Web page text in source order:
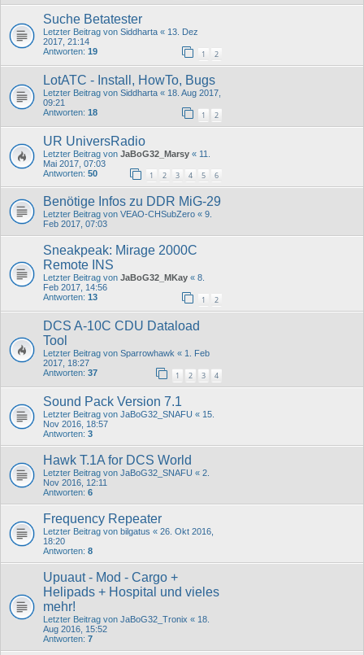
Suche Betatester
Letzter Beitrag von Siddharta « 13. Dez
2017, 21:14
Antworten: 19 1 2
LotATC - Install, HowTo, Bugs
Letzter Beitrag von Siddharta « 18. Aug 2017,
09:21
Antworten: 18 1 2
UR UniversRadio
Letzter Beitrag von JaBoG32_Marsy « 11.
Mai 2017, 07:03
Antworten: 50 1 2 3 4 5 6
Benötige Infos zu DDR MiG-29
Letzter Beitrag von VEAO-CHSubZero « 9.
Feb 2017, 07:03
Sneakpeak: Mirage 2000C
Remote INS
Letzter Beitrag von JaBoG32_MKay « 8.
Feb 2017, 14:56
Antworten: 13 1 2
DCS A-10C CDU Dataload
Tool
Letzter Beitrag von Sparrowhawk « 1. Feb
2017, 18:27
Antworten: 37 1 2 3 4
Sound Pack Version 7.1
Letzter Beitrag von JaBoG32_SNAFU « 15.
Nov 2016, 18:57
Antworten: 3
Hawk T.1A for DCS World
Letzter Beitrag von JaBoG32_SNAFU « 2.
Nov 2016, 12:11
Antworten: 6
Frequency Repeater
Letzter Beitrag von bilgatus « 26. Okt 2016,
18:20
Antworten: 8
Upuaut - Mod - Cargo +
Helipads + Hospital und vieles
mehr!
Letzter Beitrag von JaBoG32_Tronix « 18.
Aug 2016, 15:52
Antworten: 7